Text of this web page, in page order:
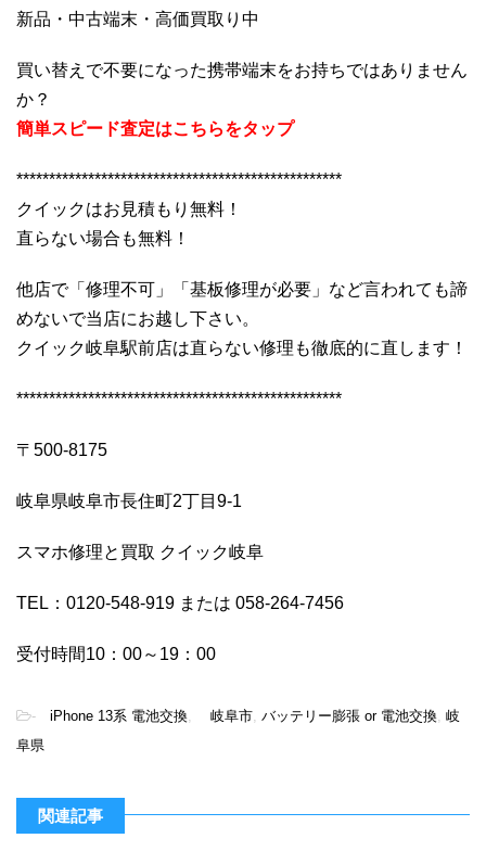
新品・中古端末・高価買取り中
買い替えで不要になった携帯端末をお持ちではありません
か？
簡単スピード査定はこちらをタップ
**************************************************
クイックはお見積もり無料！
直らない場合も無料！
他店で「修理不可」「基板修理が必要」など言われても諦
めないで当店にお越し下さい。
クイック岐阜駅前店は直らない修理も徹底的に直します！
**************************************************
〒500-8175
岐阜県岐阜市長住町2丁目9-1
スマホ修理と買取 クイック岐阜
TEL：0120-548-919 または 058-264-7456
受付時間10：00～19：00
- iPhone 13系 電池交換 岐阜市 バッテリー膨張 or 電池交換 岐
阜県
関連記事